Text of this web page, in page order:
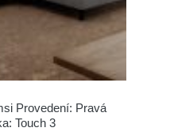
Provedení: Pravá
Touch 3